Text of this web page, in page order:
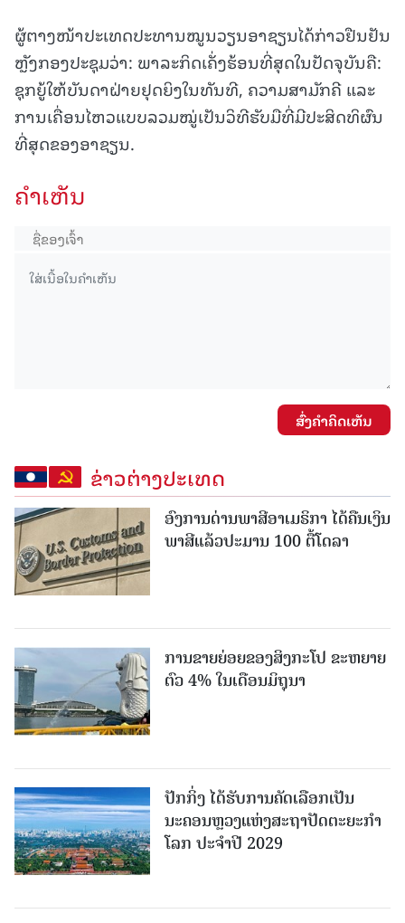
ຜູ້ຕາງໜ້າປະເທດປະທານໝູນວຽນອາຊຽນໄດ້ກ່າວຢືນຢັນ
ຫຼັງກອງປະຊຸມວ່າ: ພາລະກິດເຄັ່ງຮ້ອນທີ່ສຸດໃນປັດຈຸບັນຄື:
ຊຸກຍູ້ໃຫ້ບັນດາຝ່າຍຢຸດຍິງໃນທັນທີ, ຄວາມສາມັກຄີ ແລະ
ການເຄື່ອນໄຫວແບບລວມໝູ່ເປັນວິທີຮັບມືທີ່ມີປະສິດທິຜົນ
ທີ່ສຸດຂອງອາຊຽນ.
ຄໍາເຫັນ
ສົ່ງຄໍາຄິດເຫັນ
ຂ່າວຕ່າງປະເທດ
ອົງການດ່ານພາສີອາເມຣິກາ ໄດ້ຄືນເງິນ
ພາສີແລ້ວປະມານ 100 ຕື້ໂດລາ
ການຂາຍຍ່ອຍຂອງສິງກະໂປ ຂະຫຍາຍ
ຕົວ 4% ໃນເດືອນມິຖຸນາ
ປັກກິ່ງ ໄດ້ຮັບການຄັດເລືອກເປັນ
ນະຄອນຫຼວງແຫ່ງສະຖາປັດຕະຍະກຳ
ໂລກ ປະຈຳປີ 2029